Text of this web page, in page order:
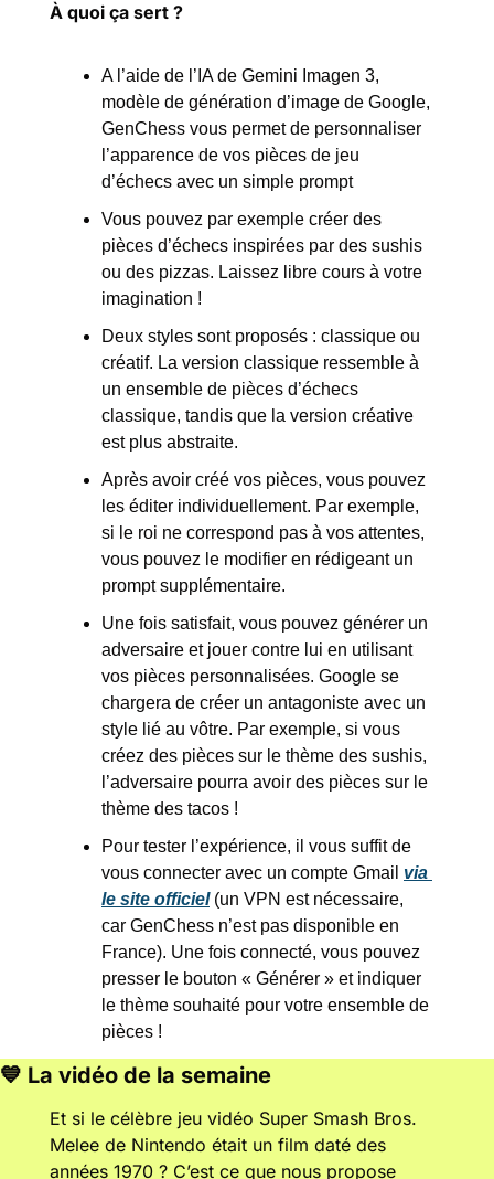
À quoi ça sert ?
A l’aide de l’IA de Gemini Imagen 3,
modèle de génération d’image de Google,
GenChess vous permet de personnaliser
l’apparence de vos pièces de jeu
d’échecs avec un simple prompt
Vous pouvez par exemple créer des
pièces d’échecs inspirées par des sushis
ou des pizzas. Laissez libre cours à votre
imagination !
Deux styles sont proposés : classique ou
créatif. La version classique ressemble à
un ensemble de pièces d’échecs
classique, tandis que la version créative
est plus abstraite.
Après avoir créé vos pièces, vous pouvez
les éditer individuellement. Par exemple,
si le roi ne correspond pas à vos attentes,
vous pouvez le modifier en rédigeant un
prompt supplémentaire.
Une fois satisfait, vous pouvez générer un
adversaire et jouer contre lui en utilisant
vos pièces personnalisées. Google se
chargera de créer un antagoniste avec un
style lié au vôtre. Par exemple, si vous
créez des pièces sur le thème des sushis,
l’adversaire pourra avoir des pièces sur le
thème des tacos !
Pour tester l’expérience, il vous suffit de
vous connecter avec un compte Gmail via
le site officiel (un VPN est nécessaire,
car GenChess n’est pas disponible en
France). Une fois connecté, vous pouvez
presser le bouton « Générer » et indiquer
le thème souhaité pour votre ensemble de
pièces !
💙 La vidéo de la semaine
Et si le célèbre jeu vidéo Super Smash Bros.
Melee de Nintendo était un film daté des
années 1970 ? C’est ce que nous propose